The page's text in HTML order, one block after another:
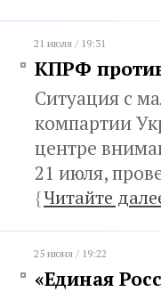
21 июля / 19:31
КПРФ
Ситуация с
компартии
центре
21 июля,
{Читайте
25 июня / 19:22
«Единая